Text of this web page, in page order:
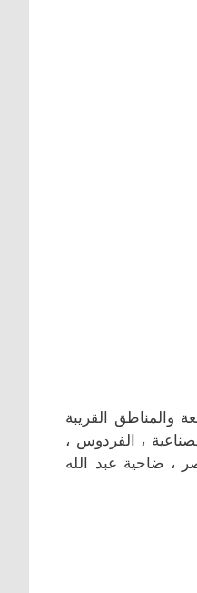
والمناطق القريبة
، الفردوس ،
، ضاحية عبد الله